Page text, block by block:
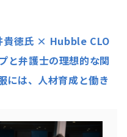
貴徳氏 × Hubble CLO
と弁護士の理想的な関
には、人材育成と働き